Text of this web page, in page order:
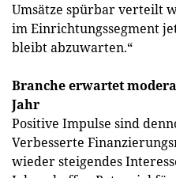
Umsätze spürbar verteilt
im Einrichtungssegment
bleibt abzuwarten.“
Branche erwartet
Jahr
Positive Impulse sind
Verbesserte
wieder steigendes